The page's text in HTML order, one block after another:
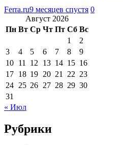
Ferra.ru9 месяцев спустя 0
Август 2026
Пн Вт Ср Чт Пт Сб Вс
1
2
3
4 5 6 7 8
9
10 11 12 13 14 15 16
17 18 19 20 21 22 23
24 25 26 27 28 29 30
31
« Июл
Рубрики